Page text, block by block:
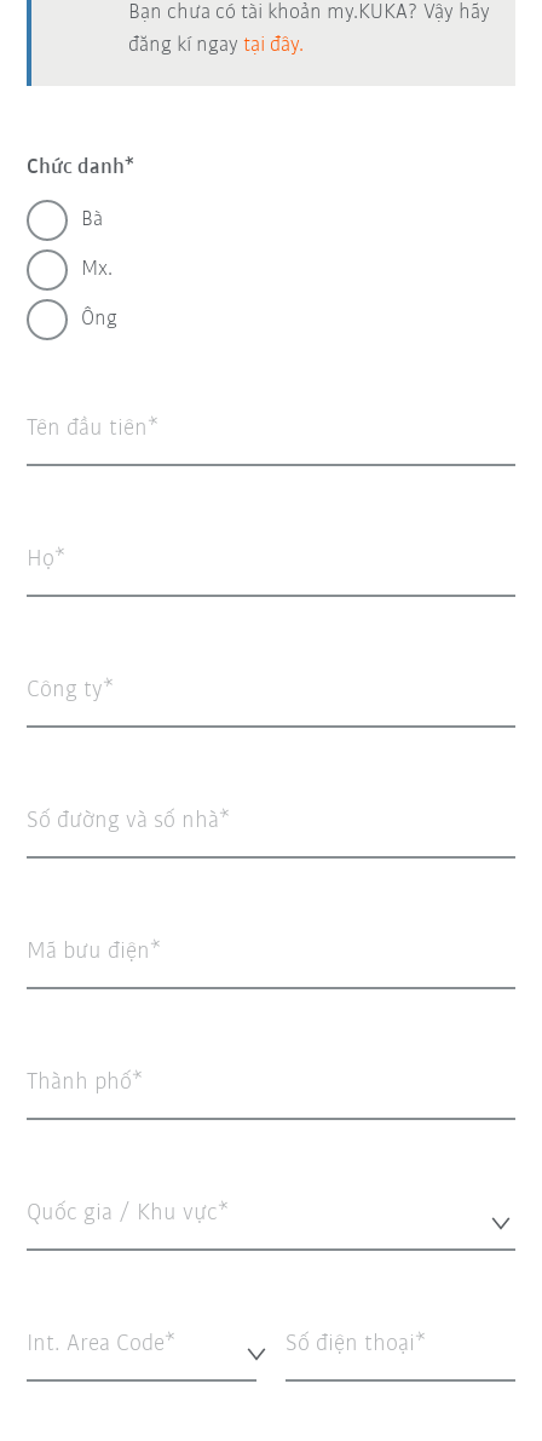
Bạn chưa có tài khoản my.KUKA? Vậy hãy
đăng kí ngaytại đây.
Chức danh
Bà
Mx.
Ông
Tên đầu tiên
Họ
Công ty
Số đường và số nhà
Mã bưu điện
Thành phố
Quốc gia / Khu vực*
Int. Area Code* Số điện thoại